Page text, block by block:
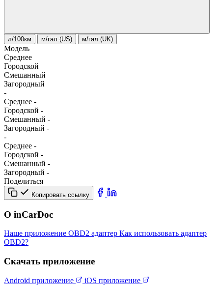
л/100км м/гал.(US) м/гал.(UK)
Модель
Среднее
Городской
Смешанный
Загородный
-
Среднее -
Городской -
Смешанный -
Загородный -
-
Среднее -
Городской -
Смешанный -
Загородный -
Поделиться
Копировать ссылку
О inCarDoc
Наше приложение OBD2 адаптер Как использовать адаптер
OBD2?
Скачать приложение
Android приложение iOS приложение